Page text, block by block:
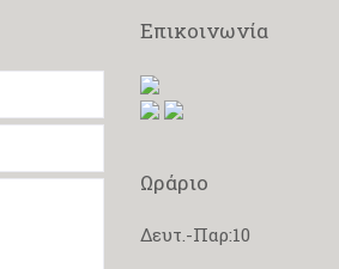
Επικοινωνία
Ωράριο
Δευτ.-Παρ:10